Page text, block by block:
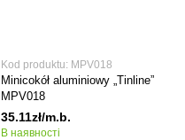
Kod produktu: MPV018
Minicokół aluminiowy „Tinline”
MPV018
35.11zł/m.b.
В наявності